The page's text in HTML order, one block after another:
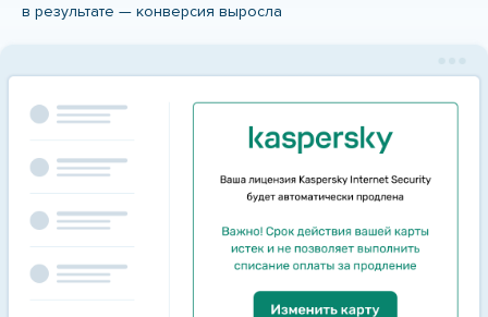
в результате — конверсия выросла